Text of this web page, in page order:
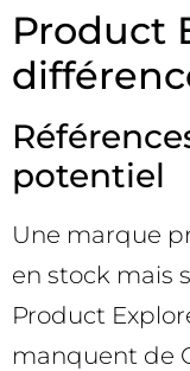
Product
potentiel
Une marque
en stock mais
Product
manquent de